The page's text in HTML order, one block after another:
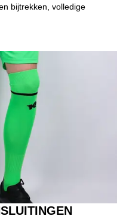
bijtrekken, volledige